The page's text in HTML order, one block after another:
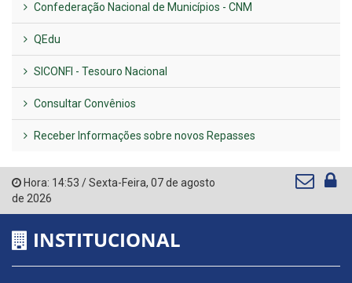
Confederação Nacional de Municípios - CNM
QEdu
SICONFI - Tesouro Nacional
Consultar Convênios
Receber Informações sobre novos Repasses
Hora: 14:53 /Sexta-Feira, 07 de agosto
de 2026
INSTITUCIONAL